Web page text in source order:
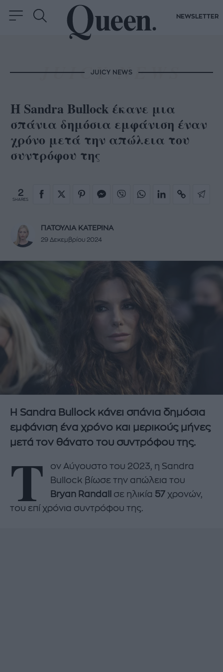
NEWSLETTER
JUICY NEWS
Η Sandra Bullock έκανε μια
σπάνια δημόσια εμφάνιση έναν
χρόνο μετά την απώλεια του
συντρόφου της
2
SHARES
ΠΑΤΟΥΛΙΑ ΚΑΤΕΡΙΝΑ
29 Δεκεμβρίου 2024
Η Sandra Bullock κάνει σπάνια δημόσια
εμφάνιση ένα χρόνο και μερικούς μήνες
μετά τον θάνατο του συντρόφου της.
Τ
ον Αύγουστο του 2023, η Sandra
Bullock βίωσε την απώλεια του
Bryan Randall
σε ηλικία 57 χρονών,
του επί χρόνια συντρόφου της.